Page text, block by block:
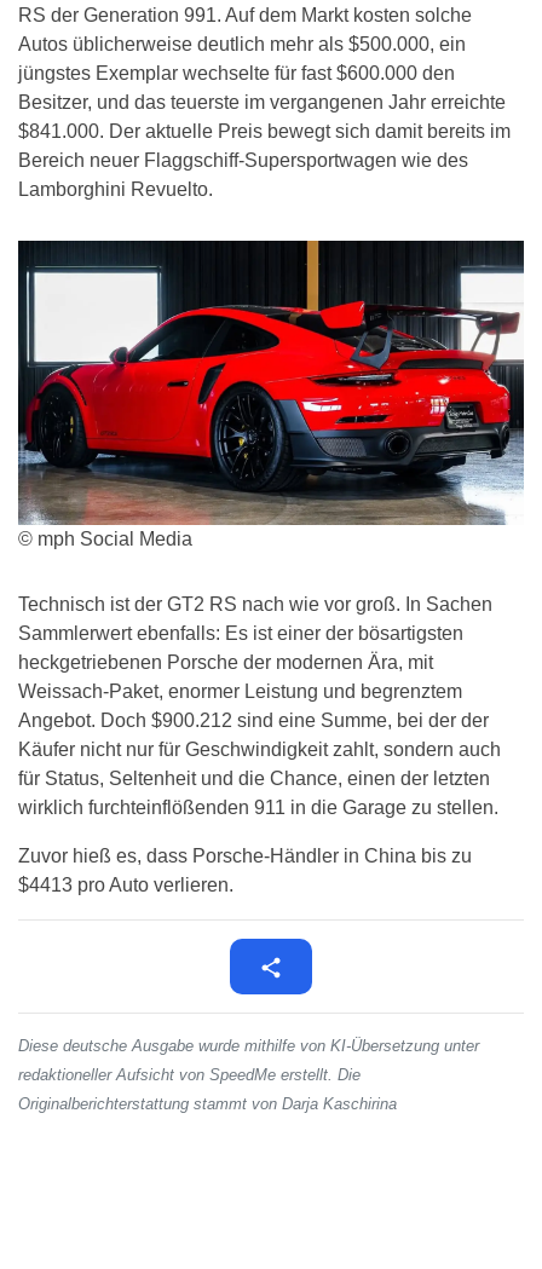
RS der Generation 991. Auf dem Markt kosten solche
Autos üblicherweise deutlich mehr als $500.000, ein
jüngstes Exemplar wechselte für fast $600.000 den
Besitzer, und das teuerste im vergangenen Jahr erreichte
$841.000. Der aktuelle Preis bewegt sich damit bereits im
Bereich neuer Flaggschiff-Supersportwagen wie des
Lamborghini Revuelto.
© mph Social Media
Technisch ist der GT2 RS nach wie vor groß. In Sachen
Sammlerwert ebenfalls: Es ist einer der bösartigsten
heckgetriebenen Porsche der modernen Ära, mit
Weissach-Paket, enormer Leistung und begrenztem
Angebot. Doch $900.212 sind eine Summe, bei der der
Käufer nicht nur für Geschwindigkeit zahlt, sondern auch
für Status, Seltenheit und die Chance, einen der letzten
wirklich furchteinflößenden 911 in die Garage zu stellen.
Zuvor hieß es, dass Porsche-Händler in China bis zu
$4413 pro Auto verlieren.
Diese deutsche Ausgabe wurde mithilfe von KI-Übersetzung unter
redaktioneller Aufsicht von SpeedMe erstellt. Die
Originalberichterstattung stammt von Darja Kaschirina